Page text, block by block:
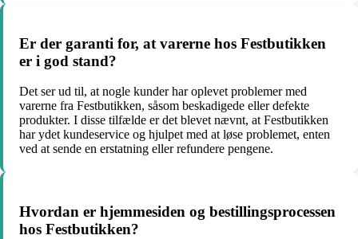
Er der garanti for, at varerne hos Festbutikken
er i god stand?
Det ser ud til, at nogle kunder har oplevet problemer med
varerne fra Festbutikken, såsom beskadigede eller defekte
produkter. I disse tilfælde er det blevet nævnt, at Festbutikken
har ydet kundeservice og hjulpet med at løse problemet, enten
ved at sende en erstatning eller refundere pengene.
Hvordan er hjemmesiden og bestillingsprocessen
hos Festbutikken?